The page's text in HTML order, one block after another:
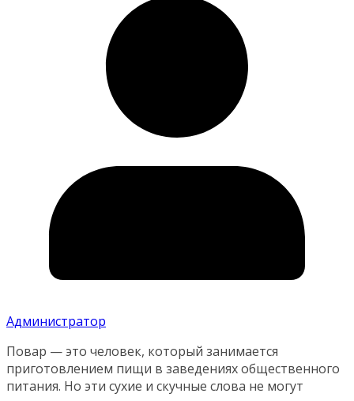
Администратор
Повар — это человек, который занимается
приготовлением пищи в заведениях общественного
питания. Но эти сухие и скучные слова не могут